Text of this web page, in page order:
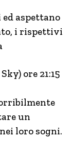
aspettano
i rispettivi
ore 21:15
un
loro sogni.